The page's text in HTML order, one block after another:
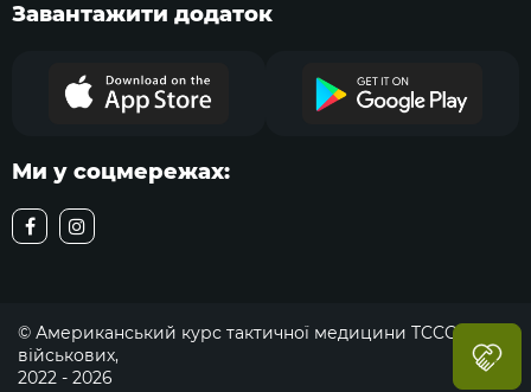
Завантажити додаток
Ми у соцмережах:
© Американський курс тактичної медицини TCCC для
військових,
2022 - 2026